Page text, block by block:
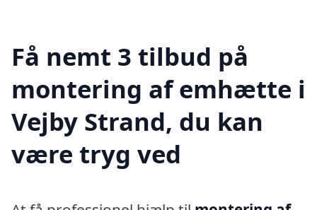
Få nemt 3 tilbud på
montering af emhætte i
Vejby Strand, du kan
være tryg ved